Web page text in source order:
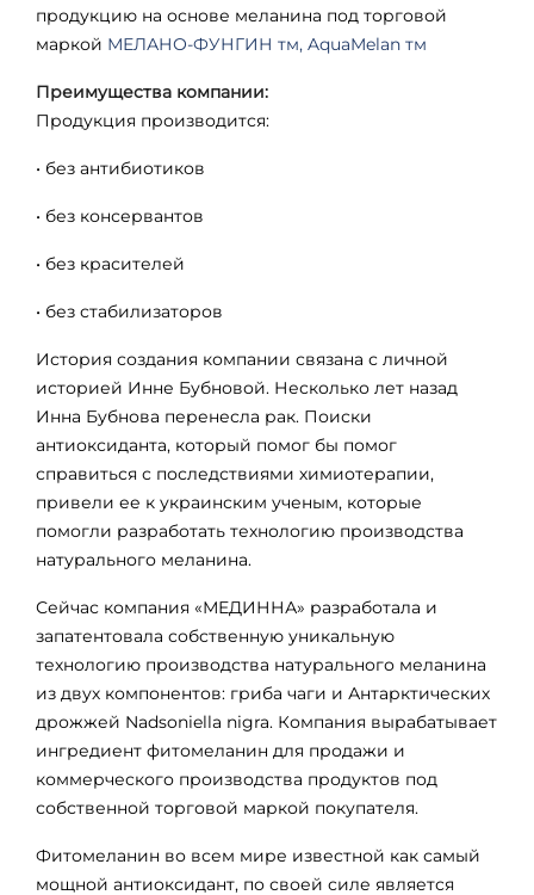
продукцию на основе меланина под торговой
маркой МЕЛАНО-ФУНГИН тм, AquaMelan тм
Преимущества компании:
Продукция производится:
• без антибиотиков
• без консервантов
• без красителей
• без стабилизаторов
История создания компании связана с личной
историей Инне Бубновой. Несколько лет назад
Инна Бубнова перенесла рак. Поиски
антиоксиданта, который помог бы помог
справиться с последствиями химиотерапии,
привели ее к украинским ученым, которые
помогли разработать технологию производства
натурального меланина.
Сейчас компания «МЕДИННА» разработала и
запатентовала собственную уникальную
технологию производства натурального меланина
из двух компонентов: гриба чаги и Антарктических
дрожжей Nadsoniella nigra. Компания вырабатывает
ингредиент фитомеланин для продажи и
коммерческого производства продуктов под
собственной торговой маркой покупателя.
Фитомеланин во всем мире известной как самый
мощной антиоксидант, по своей силе является